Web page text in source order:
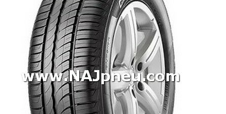
Dodávkové + malé úžitkové
Celoročné pneumatiky
Osobné/crossover + malé úžitkové
SUV/crossover + OFFRoad-ové
Dodávkové + malé úžitkové